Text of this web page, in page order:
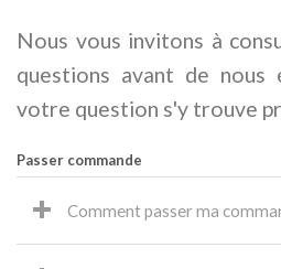
Nous vous invitons à
questions avant de nous
votre question s'y trouve
Passer commande
Comment passer ma